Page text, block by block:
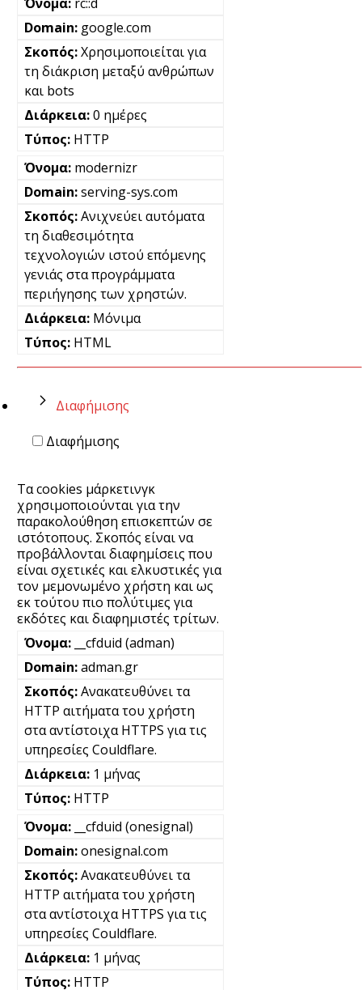
google.com
Χρησιμοποιείται για
τη διάκριση μεταξύ ανθρώπων
και bots
0 ημέρες
HTTP
modernizr
serving-sys.com
Ανιχνεύει αυτόματα
τη διαθεσιμότητα
τεχνολογιών ιστού επόμενης
γενιάς στα προγράμματα
περιήγησης των χρηστών.
Μόνιμα
HTML
Διαφήμισης
Διαφήμισης
Τα cookies μάρκετινγκ
χρησιμοποιούνται για την
παρακολούθηση επισκεπτών σε
ιστότοπους. Σκοπός είναι να
προβάλλονται διαφημίσεις που
είναι σχετικές και ελκυστικές για
τον μεμονωμένο χρήστη και ως
εκ τούτου πιο πολύτιμες για
εκδότες και διαφημιστές τρίτων.
__cfduid (adman)
adman.gr
Ανακατευθύνει τα
HTTP αιτήματα του χρήστη
στα αντίστοιχα HTTPS για τις
υπηρεσίες Couldflare.
1 μήνας
HTTP
__cfduid (onesignal)
onesignal.com
Ανακατευθύνει τα
HTTP αιτήματα του χρήστη
στα αντίστοιχα HTTPS για τις
υπηρεσίες Couldflare.
1 μήνας
HTTP